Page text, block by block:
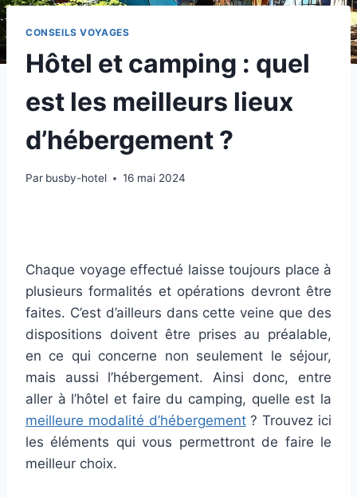
CONSEILS VOYAGES
Hôtel et camping : quel
est les meilleurs lieux
d’hébergement ?
Par busby-hotel 16 mai 2024
Chaque voyage effectué laisse toujours place à
plusieurs formalités et opérations devront être
faites. C’est d’ailleurs dans cette veine que des
dispositions doivent être prises au préalable,
en ce qui concerne non seulement le séjour,
mais aussi l’hébergement. Ainsi donc, entre
aller à l’hôtel et faire du camping, quelle est la
meilleure modalité d’hébergement? Trouvez ici
les éléments qui vous permettront de faire le
meilleur choix.